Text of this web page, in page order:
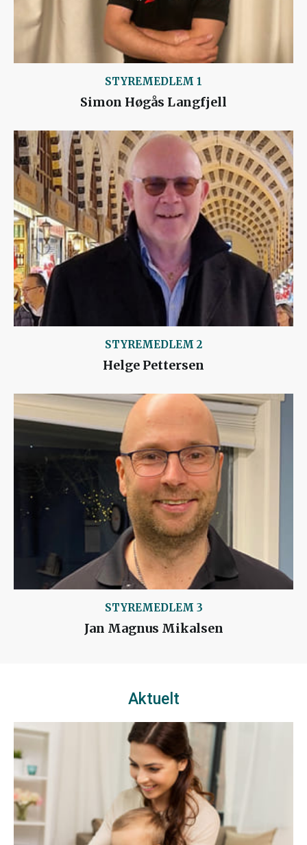
STYREMEDLEM 1
Simon Høgås Langfjell
STYREMEDLEM 2
Helge Pettersen
STYREMEDLEM 3
Jan Magnus Mikalsen
Aktuelt